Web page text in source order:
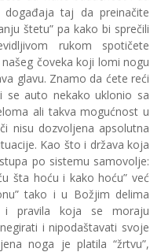
taj da preinačite
štetu” pa kako bi sprečili
rukom spotičete
čoveka koji lomi nogu
glavu. Znamo da ćete reći
se auto nekako uklonio sa
ali takva mogućnost u
nisu dozvoljena apsolutna
Kao što i država koja
po sistemu samovolje:
šta hoću i kako hoću” već
tako i u Božjim delima
i pravila koja se moraju
i nipodaštavati svoje
noga je platila “žrtvu”,